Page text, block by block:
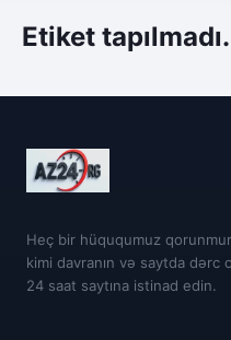
Etiket tapılmadı.
Heç bir hüququmuz
kimi davranın və saytda dərc
24 saat saytına istinad edin.